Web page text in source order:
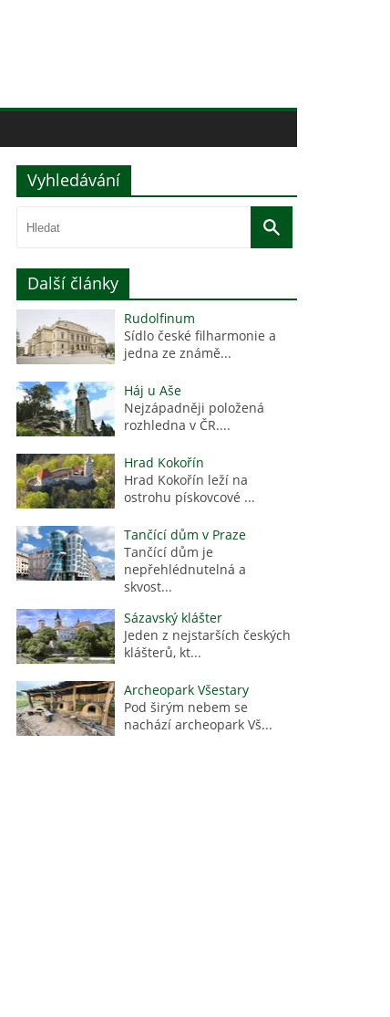
Vyhledávání
Další články
Rudolfinum
Sídlo české filharmonie a
jedna ze známě...
Háj u Aše
Nejzápadněji položená
rozhledna v ČR....
Hrad Kokořín
Hrad Kokořín leží na
ostrohu pískovcové ...
Tančící dům v Praze
Tančící dům je
nepřehlédnutelná a
skvost...
Sázavský klášter
Jeden z nejstarších českých
klášterů, kt...
Archeopark Všestary
Pod širým nebem se
nachází archeopark Vš...